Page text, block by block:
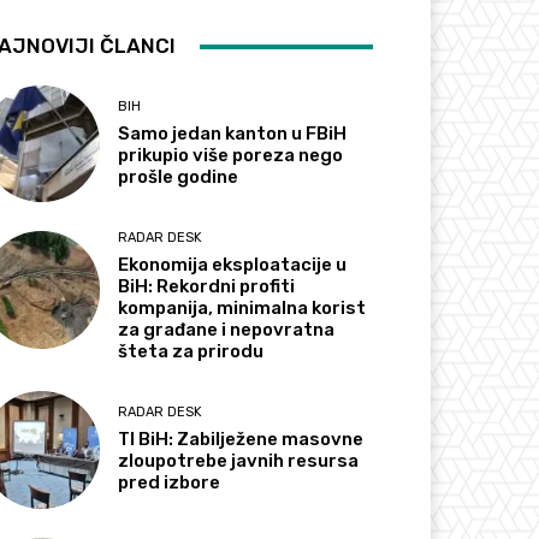
ČLANCI
BIH
Samo jedan kanton u FBiH
prikupio više poreza nego
prošle godine
RADAR DESK
Ekonomija eksploatacije u
BiH: Rekordni profiti
kompanija, minimalna korist
za građane i nepovratna
šteta za prirodu
RADAR DESK
TI BiH: Zabilježene masovne
zloupotrebe javnih resursa
pred izbore